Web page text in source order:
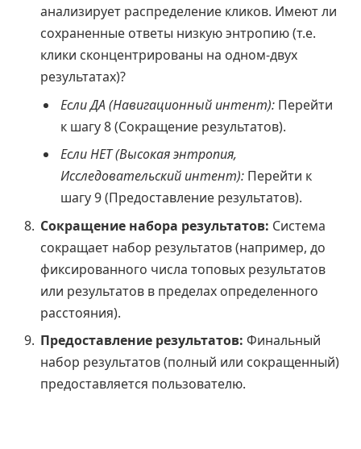
анализирует распределение кликов. Имеют ли
сохраненные ответы низкую энтропию (т.е.
клики сконцентрированы на одном-двух
результатах)?
Если ДА (Навигационный интент): Перейти
к шагу 8 (Сокращение результатов).
Если НЕТ (Высокая энтропия,
Исследовательский интент): Перейти к
шагу 9 (Предоставление результатов).
Сокращение набора результатов: Система
сокращает набор результатов (например, до
фиксированного числа топовых результатов
или результатов в пределах определенного
расстояния).
Предоставление результатов: Финальный
набор результатов (полный или сокращенный)
предоставляется пользователю.